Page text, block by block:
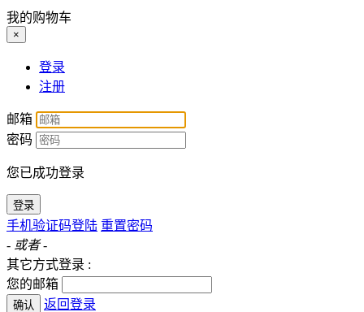
我的购物车
×
登录
注册
邮箱
密码
您已成功登录
登录
手机验证码登陆 重置密码
- 或者 -
其它方式登录 :
您的邮箱
确认
返回登录